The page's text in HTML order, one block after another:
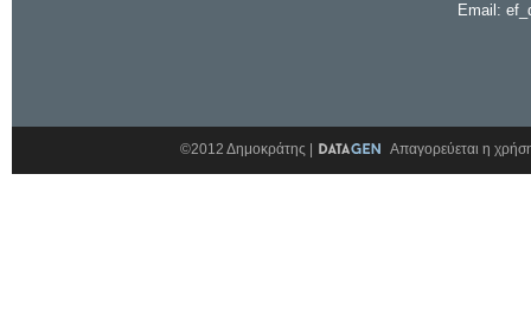
Email:
©2012 Δημοκράτης | Απαγορεύεται η